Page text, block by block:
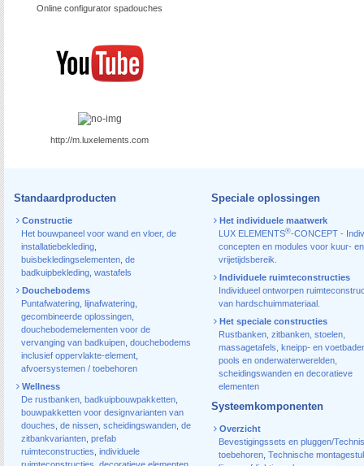
Online configurator spadouches
http://m.luxelements.com
Standaardproducten
Constructie
Het bouwpaneel voor wand en vloer, de
installatiebekleding
buisbekledingselementen de
badkuipbekleding wastafels
Douchebodems
Puntafwatering lijnafwatering
gecombineerde oplossingen
douchebodemelementen voor de
vervanging van badkuipen douchebodems
inclusief oppervlakte-element
afvoersystemen / toebehoren
Wellness
De rustbanken badkuipbouwpakketten
bouwpakketten voor designvarianten van
douches de nissen scheidingswanden de
zitbankvarianten prefab
ruimteconstructies individuele
Speciale oplossingen
Het individuele maatwerk
LUX ELEMENTS®-CONCEPT -
concepten en modules voor kuur- en
vrijetijdsbereik.
Individuele ruimteconstructies
Individueel ontworpen
van hardschuimmateriaal.
Het speciale constructies
Rustbanken, zitbanken, stoelen,
massagetafels, kneipp- en
pools en onderwaterwerelden,
scheidingswanden en decoratieve
elementen
Systeemkomponenten
Overzicht
Bevestigingssets en pluggen/
toebehoren, Technische